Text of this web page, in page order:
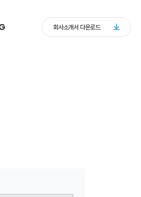
회사소개서 다운로드